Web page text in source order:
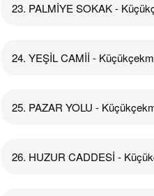
23. PALMİYE SOKAK -
24. YEŞİL CAMİİ -
25. PAZAR YOLU -
26. HUZUR CADDESİ -